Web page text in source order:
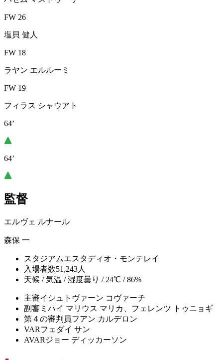
FW 26
塩貝 健人
FW 18
ラヤン エルルーミ
FW 19
フィラス シャウアト
64’
64’
監督
エルヴェ ルナール
森保 一
スタジアムエスタディオ・モンテレイ
入場者数51,243人
天候 / 気温 / 湿度曇り / 24℃ / 86%
主審イシュトヴァーン コヴァーチ
副審 ミハイ マリウス マリカ、フェレンツ トゥニョギ
第４の審判員フアン カルデロン
VARフェダイ サン
AVAR ジョー ディッカーソン